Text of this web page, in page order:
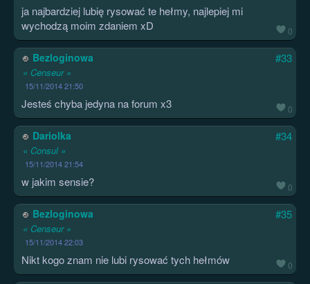
0
ja najbardziej lubię rysować te hełmy, najlepiej mi
wychodzą moim zdaniem xD
Bezloginowa
« Censeur »
15/11/2014 21:50
#33
0
Jesteś chyba jedyna na forum x3
Dariolka
« Consul »
15/11/2014 21:54
#34
0
w jakim sensie?
Bezloginowa
« Censeur »
15/11/2014 22:03
#35
0
Nikt kogo znam nie lubi rysować tych hełmów